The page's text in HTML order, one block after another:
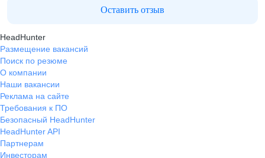
Оставить отзыв
HeadHunter
Размещение вакансий
Поиск по резюме
О компании
Наши вакансии
Реклама на сайте
Требования к ПО
Безопасный HeadHunter
HeadHunter API
Партнерам
Инвесторам